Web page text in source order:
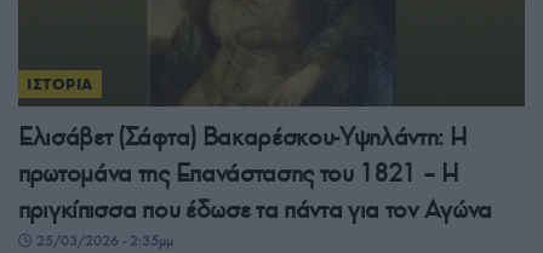
ΙΣΤΟΡΙΑ
Ελισάβετ (Σάφτα) Βακαρέσκου-Υψηλάντη: Η
πρωτομάνα της Επανάστασης του 1821 – Η
πριγκίπισσα που έδωσε τα πάντα για τον Αγώνα
25/03/2026 - 2:35μμ